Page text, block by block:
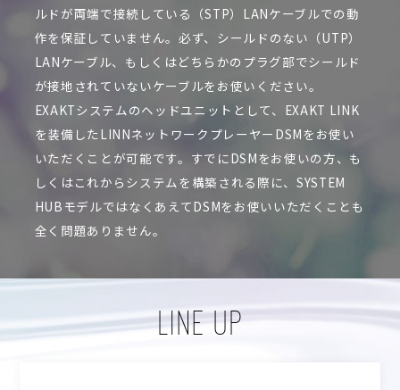
ルドが両端で接続している（STP）LANケーブルでの動
作を保証していません。必ず、シールドのない（UTP）
LANケーブル、もしくはどちらかのプラグ部でシールド
が接地されていないケーブルをお使いください。
EXAKTシステムのヘッドユニットとして、EXAKT LINK
を装備したLINNネットワークプレーヤーDSMをお使い
いただくことが可能です。すでにDSMをお使いの方、も
しくはこれからシステムを構築される際に、SYSTEM
HUBモデルではなくあえてDSMをお使いいただくことも
全く問題ありません。
LINE UP